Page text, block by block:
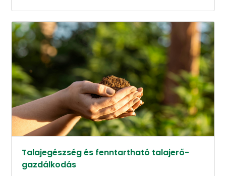
Talajegészség és fenntartható talajerő-
gazdálkodás